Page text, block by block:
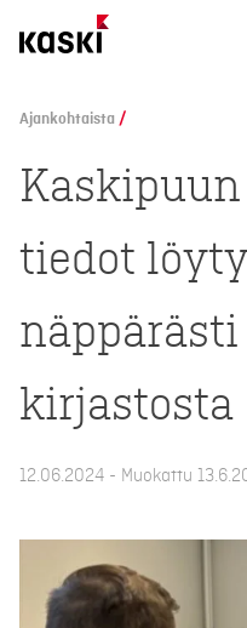
sisältöön
Ajankohtaista /
tiedot
kirjastosta
12.06.2024 - Muokattu